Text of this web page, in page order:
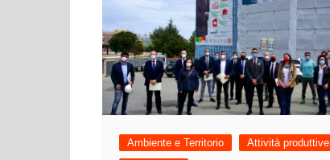
Ambiente e Territorio
Attività produttive